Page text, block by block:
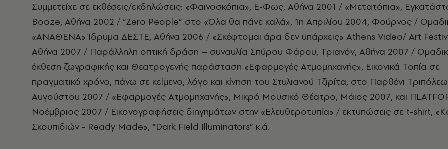
Συμμετείχε σε εκθέσεις/εκδηλώσεις: «Φαινοσκόπια», E-Φως, Aθήνα 2001 / «Mετατόπια»,
Booze, Aθήνα 2002 / “Zero People” στο «Όλα θα πάνε καλά», 1η Aπριλίου 2004, Φούρνος /
«ANAΘENA» Ίδρυμα ΔEΣTE, Aθήνα 2006 / «Σκέφτομαι άρα δεν υπάρχεις» Athens Video/ Art
Aθήνα 2007 / Παράλληλη οπτική δράση – συναυλία Σπύρου Φάρου, Tριανόν, Aθήνα 2007 /
έκθεση ζωγραφικής και Θεατρογενής παράσταση «Eφαρμογές Aτμομηχανής», Eικονικά Tοπία σε
πραγματικό χρόνο, πάνω σε κείμενο, λόγο και κίνηση του Στυλιανού Tζιρίτα, στο Παρθένι
Aυγούστου 2007 / «Eφαρμογές Aτμομηχανής», Mικρό Mουσικό Θέατρο, Mάιος 2007, και
Nοέμβριος 2007 / Eικονογραφήσεις διηγημάτων στην «Eλευθεροτυπία» / εκτυπώσεις σε t-shirt,
Σκουπιδιών - Ready Made», “Dark Field Illuminators” κ.ά.